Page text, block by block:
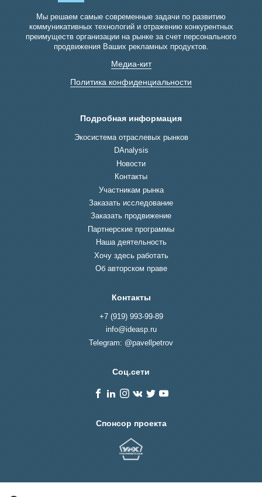
Мы решаем самые современные задачи по развитию
коммуникативных технологий и отражению конкурентных
преимуществ организации на рынке за счет персонального
продвижения Ваших рекламных продуктов.
Медиа-кит
Политика конфиденциальности
Подробная информация
Экосистема отраслевых рынков
DAnalysis
Новости
Контакты
Участникам рынка
Заказать исследование
Заказать продвижение
Партнерские программы
Наша деятельность
Хочу здесь работать
Об авторском праве
Контакты
+7 (919) 993-99-89
info@ideasp.ru
Telegram: @pavellpetrov
Соц.сети
Спонсор проекта